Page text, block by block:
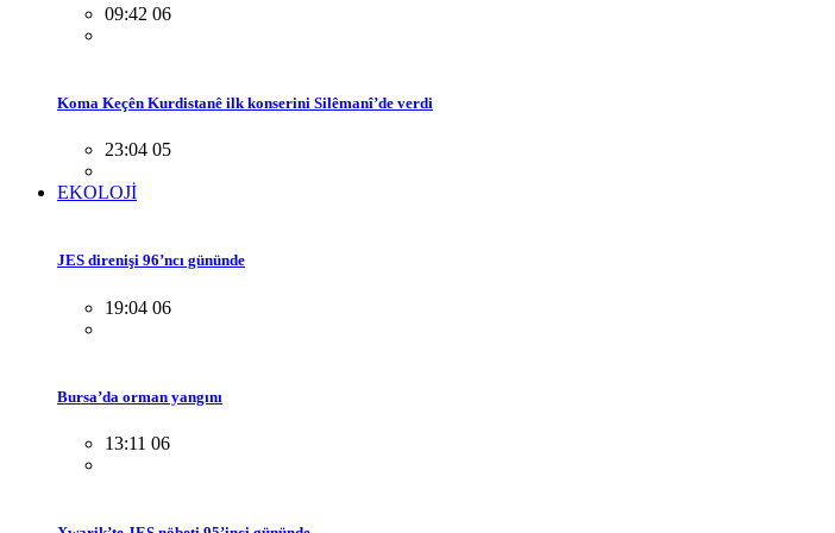
09:42 06
Koma Keçên Kurdistanê ilk konserini Silêmanî’de verdi
23:04 05
EKOLOJİ
JES direnişi 96’ncı gününde
19:04 06
Bursa’da orman yangını
13:11 06